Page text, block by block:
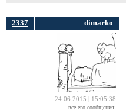
2337 dimarko
24.06.2015 | 15:05:38
все его сообщения: